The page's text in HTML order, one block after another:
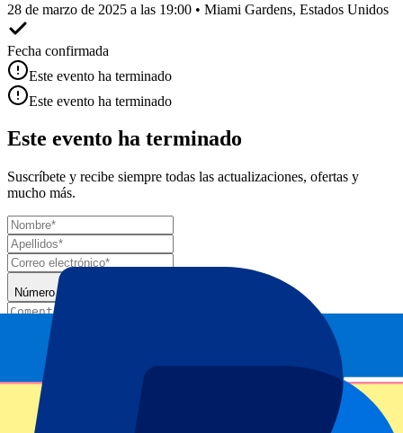
28 de marzo de 2025 a las 19:00 • Miami Gardens, Estados Unidos
Fecha confirmada
Este evento ha terminado
Este evento ha terminado
Este evento ha terminado
Suscríbete y recibe siempre todas las actualizaciones, ofertas y
mucho más.
Número de entradas*
Enviar
Tu información se utilizará de acuerdo de nuestra
Declaración de
Privacidad